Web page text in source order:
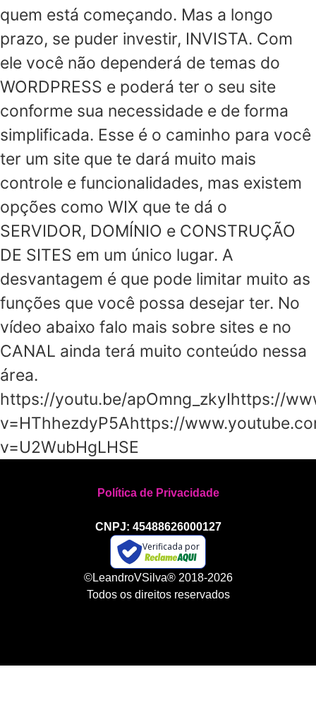
quem está começando. Mas a longo
prazo, se puder investir, INVISTA. Com
ele você não dependerá de temas do
WORDPRESS e poderá ter o seu site
conforme sua necessidade e de forma
simplificada. Esse é o caminho para você
ter um site que te dará muito mais
controle e funcionalidades, mas existem
opções como WIX que te dá o
SERVIDOR, DOMÍNIO e CONSTRUÇÃO
DE SITES em um único lugar. A
desvantagem é que pode limitar muito as
funções que você possa desejar ter. No
vídeo abaixo falo mais sobre sites e no
CANAL ainda terá muito conteúdo nessa
área.
https://youtu.be/apOmng_zkyIhttps://
v=HThhezdyP5Ahttps://
v=U2WubHgLHSE
Política de Privacidade
CNPJ: 45488626000127
Verificada por
©LeandroVSilva® 2018-2026
Todos os direitos reservados